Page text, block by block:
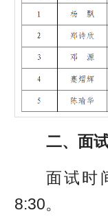
二、面
面试时
8:30。